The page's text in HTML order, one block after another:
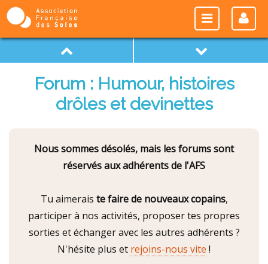
Forum : Humour, histoires
drôles et devinettes
Nous sommes désolés, mais les forums sont
réservés aux adhérents de l'AFS
Tu aimerais te faire de nouveaux copains,
participer à nos activités, proposer tes propres
sorties et échanger avec les autres adhérents ?
N'hésite plus et rejoins-nous vite !